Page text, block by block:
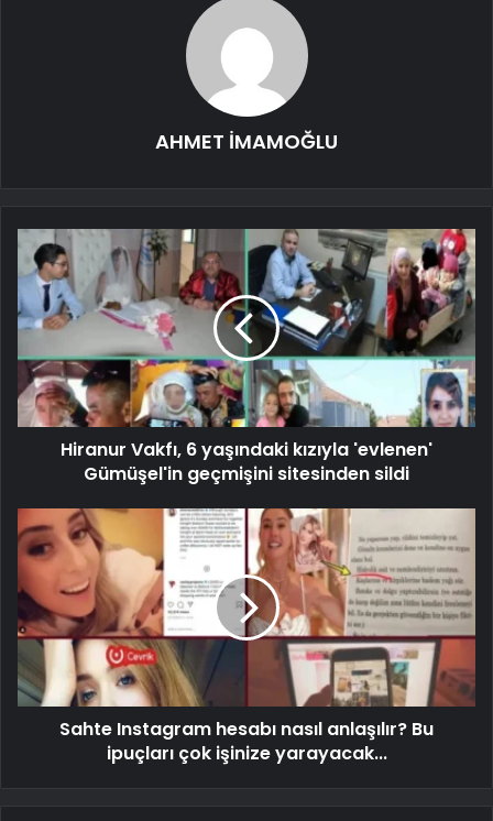
AHMET İMAMOĞLU
Hiranur Vakfı, 6 yaşındaki kızıyla 'evlenen'
Gümüşel'in geçmişini sitesinden sildi
Sahte Instagram hesabı nasıl anlaşılır? Bu
ipuçları çok işinize yarayacak...